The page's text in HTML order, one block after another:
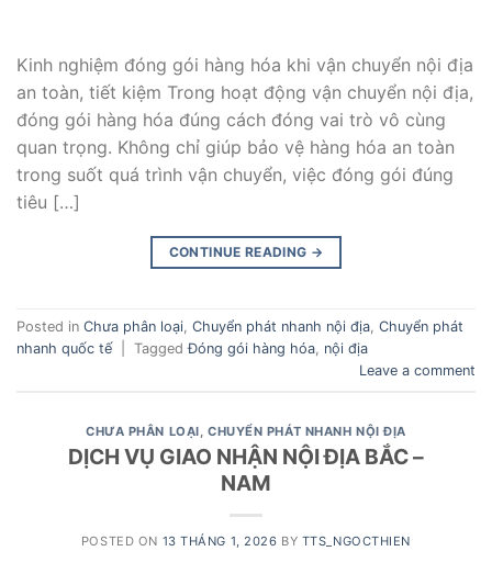
Kinh nghiệm đóng gói hàng hóa khi vận chuyển nội địa
an toàn, tiết kiệm Trong hoạt động vận chuyển nội địa,
đóng gói hàng hóa đúng cách đóng vai trò vô cùng
quan trọng. Không chỉ giúp bảo vệ hàng hóa an toàn
trong suốt quá trình vận chuyển, việc đóng gói đúng
tiêu […]
CONTINUE READING →
Posted in Chưa phân loại Chuyển phát nhanh nội địa Chuyển phát
nhanh quốc tế
TaggedĐóng gói hàng hóa nội địa
Leave a comment
CHƯA PHÂN LOẠI CHUYỂN PHÁT NHANH NỘI ĐỊA
DỊCH VỤ GIAO NHẬN NỘI ĐỊA BẮC –
NAM
POSTED ON 13 THÁNG 1, 2026 BY TTS_NGOCTHIEN